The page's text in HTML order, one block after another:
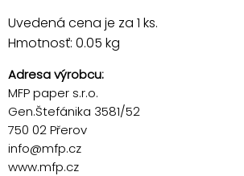
Uvedená cena je za 1 ks.
Hmotnosť: 0.05 kg
Adresa výrobcu:
MFP paper s.r.o.
Gen.Štefánika 3581/52
750 02 Přerov
info@mfp.cz
www.mfp.cz